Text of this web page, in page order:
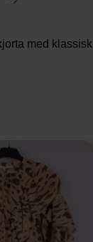
med klassisk